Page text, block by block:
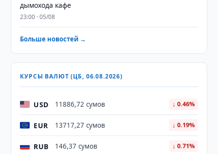
дымохода кафе
23:00 · 05/08
Больше новостей →
КУРСЫ ВАЛЮТ (ЦБ, 06.08.2026)
USD 11886,72 сумов ↓ 0.46%
EUR 13717,27 сумов ↓ 0.19%
RUB 146,37 сумов ↓ 0.71%